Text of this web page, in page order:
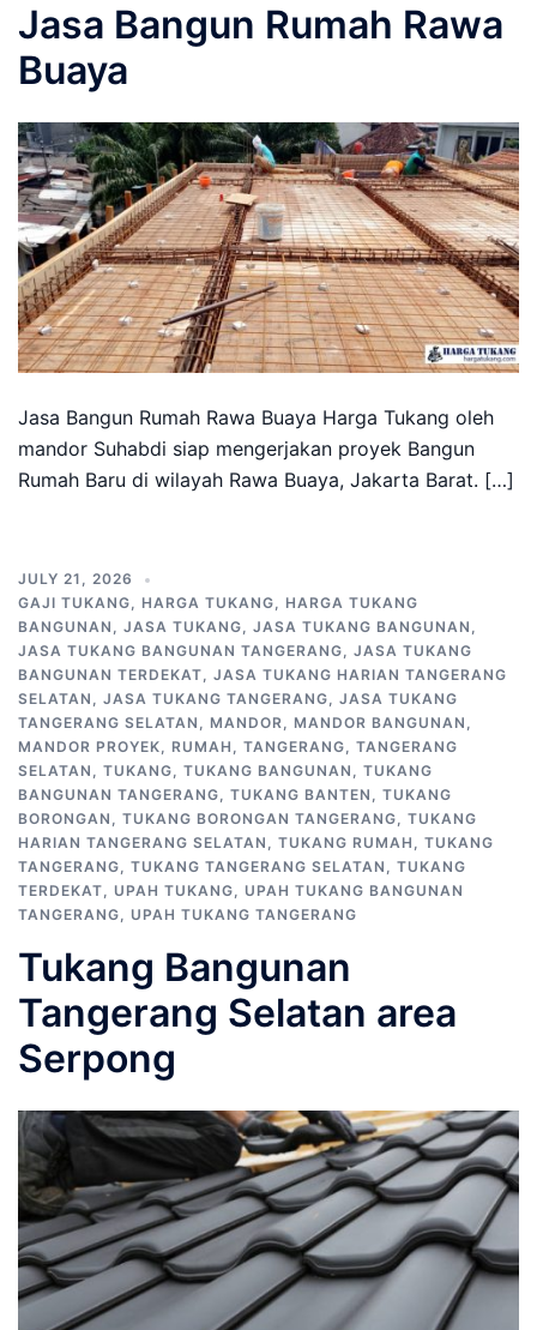
Jasa Bangun Rumah Rawa
Buaya
Jasa Bangun Rumah Rawa Buaya Harga Tukang oleh
mandor Suhabdi siap mengerjakan proyek Bangun
Rumah Baru di wilayah Rawa Buaya, Jakarta Barat. […]
JULY 21, 2026
GAJI TUKANG, HARGA TUKANG, HARGA TUKANG
BANGUNAN , JASA TUKANG, JASA TUKANG BANGUNAN ,
JASA TUKANG BANGUNAN TANGERANG, JASA TUKANG
BANGUNAN TERDEKAT, JASA TUKANG HARIAN TANGERANG
SELATAN , JASA TUKANG TANGERANG, JASA TUKANG
TANGERANG SELATAN , MANDOR, MANDOR BANGUNAN ,
MANDOR PROYEK, RUMAH , TANGERANG, TANGERANG
SELATAN , TUKANG, TUKANG BANGUNAN , TUKANG
BANGUNAN TANGERANG, TUKANG BANTEN , TUKANG
BORONGAN , TUKANG BORONGAN TANGERANG, TUKANG
HARIAN TANGERANG SELATAN , TUKANG RUMAH , TUKANG
TANGERANG, TUKANG TANGERANG SELATAN , TUKANG
TERDEKAT, UPAH TUKANG, UPAH TUKANG BANGUNAN
TANGERANG, UPAH TUKANG TANGERANG
Tukang Bangunan
Tangerang Selatan area
Serpong